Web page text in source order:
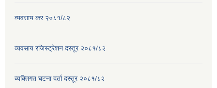
व्यवसाय कर २०८१/८२
व्यवसाय रजिस्ट्रेशन दस्तूर २०८१/८२
व्यक्तिगत घटना दर्ता दस्तूर २०८१/८२